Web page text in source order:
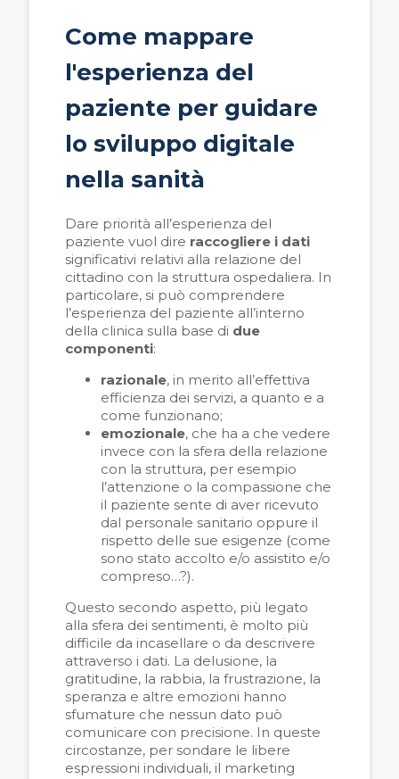
Come mappare
l'esperienza del
paziente per guidare
lo sviluppo digitale
nella sanità
Dare priorità all’esperienza del
paziente vuol dire raccogliere i dati
significativi relativi alla relazione del
cittadino con la struttura ospedaliera. In
particolare, si può comprendere
l’esperienza del paziente all’interno
della clinica sulla base di due
componenti:
razionale, in merito all’effettiva
efficienza dei servizi, a quanto e a
come funzionano;
emozionale, che ha a che vedere
invece con la sfera della relazione
con la struttura, per esempio
l’attenzione o la compassione che
il paziente sente di aver ricevuto
dal personale sanitario oppure il
rispetto delle sue esigenze (come
sono stato accolto e/o assistito e/o
compreso…?).
Questo secondo aspetto, più legato
alla sfera dei sentimenti, è molto più
difficile da incasellare o da descrivere
attraverso i dati. La delusione, la
gratitudine, la rabbia, la frustrazione, la
speranza e altre emozioni hanno
sfumature che nessun dato può
comunicare con precisione. In queste
circostanze, per sondare le libere
espressioni individuali, il marketing